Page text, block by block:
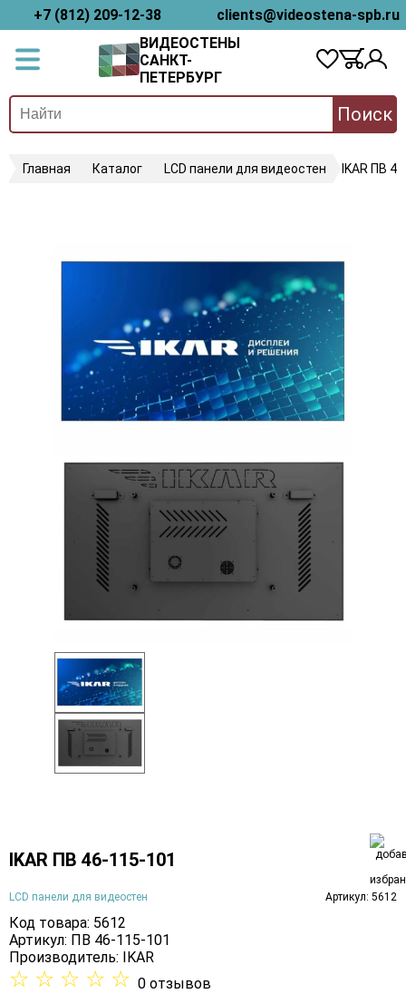
+7 (812) 209-12-38
clients@videostena-spb.ru
ВИДЕОСТЕНЫ
САНКТ-
ПЕТЕРБУРГ
Поиск
Главная Каталог LCD панели для видеостен IKAR ПВ
IKAR ПВ 46-115-101
LCD панели для видеостен Артикул: 5612
Код товара: 5612
Артикул: ПВ 46-115-101
Производитель:
IKAR
☆ ☆ ☆ ☆ ☆ 0 отзывов